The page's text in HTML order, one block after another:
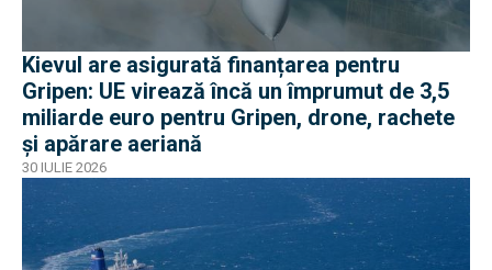
Kievul are asigurată finanțarea pentru
Gripen: UE virează încă un împrumut de 3,5
miliarde euro pentru Gripen, drone, rachete
și apărare aeriană
30 IULIE 2026